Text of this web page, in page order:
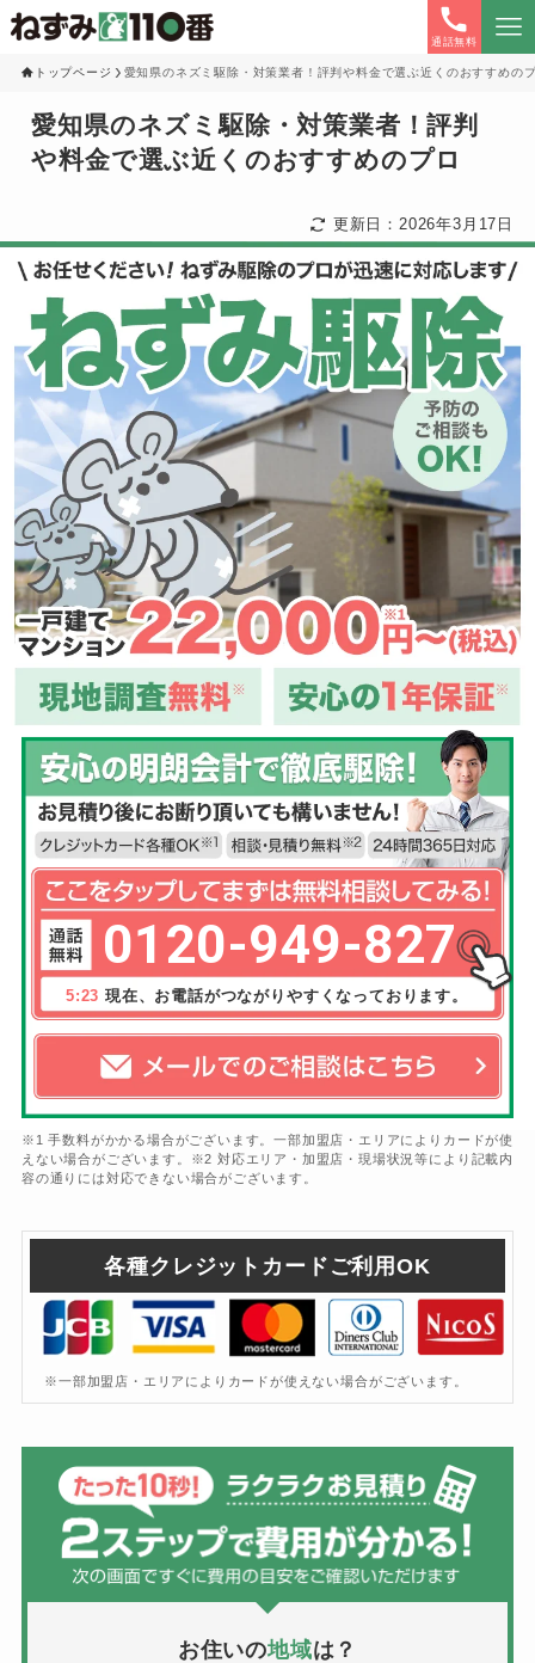
通話無料
トップページ 愛知県のネズミ駆除・対策業者！評判や料金で選ぶ近くのおすすめの
愛知県のネズミ駆除・対策業者！評判
や料金で選ぶ近くのおすすめのプロ
更新日：2026年3月17日
0120-949-827
5:23 現在、お電話がつながりやすくなっております。
※1 手数料がかかる場合がございます。一部加盟店・エリアによりカードが使
えない場合がございます。※2 対応エリア・加盟店・現場状況等により記載内
容の通りには対応できない場合がございます。
各種クレジットカードご利用OK
※一部加盟店・エリアによりカードが使えない場合がございます。
お住いの地域は？